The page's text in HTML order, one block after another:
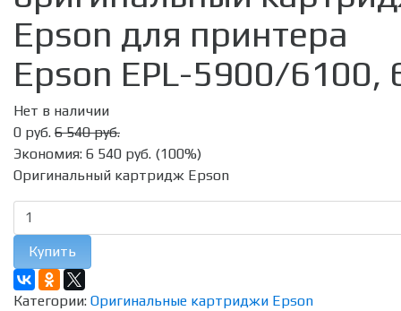
Epson для принтера
Epson EPL-5900/6100,
Нет в наличии
0 руб. 6 540 руб.
Экономия: 6 540 руб. (100%)
Оригинальный картридж Epson
Купить
Категории: Оригинальные картриджи Epson